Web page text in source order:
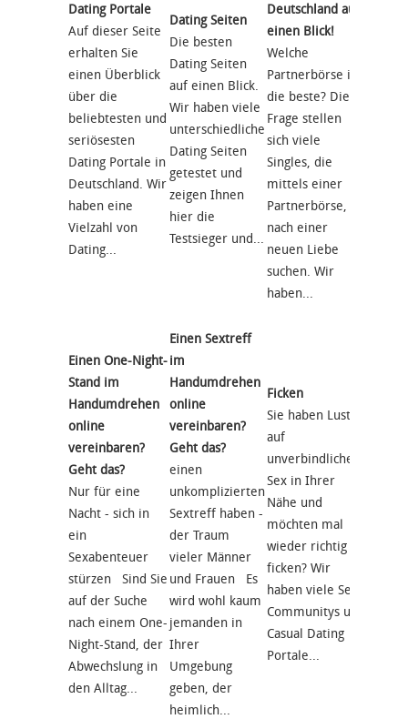
Dating Portale
Auf dieser Seite
erhalten Sie
einen Überblick
über die
beliebtesten und
seriösesten
Dating Portale in
Deutschland. Wir
haben eine
Vielzahl von
Dating...
Dating Seiten
Die besten
Dating Seiten
auf einen Blick.
Wir haben viele
unterschiedliche
Dating Seiten
getestet und
zeigen Ihnen
hier die
Testsieger und...
Deutschland auf
einen Blick!
Welche
Partnerbörse ist
die beste? Diese
Frage stellen
sich viele
Singles, die
mittels einer
Partnerbörse,
nach einer
neuen Liebe
suchen. Wir
haben...
Einen One-Night-
Stand im
Handumdrehen
online
vereinbaren?
Geht das?
Nur für eine
Nacht - sich in
ein
Sexabenteuer
stürzen Sind Sie
auf der Suche
nach einem One-
Night-Stand, der
Abwechslung in
den Alltag...
Einen Sextreff
im
Handumdrehen
online
vereinbaren?
Geht das?
einen
unkomplizierten
Sextreff haben -
der Traum
vieler Männer
und Frauen Es
wird wohl kaum
jemanden in
Ihrer
Umgebung
geben, der
heimlich...
Ficken
Sie haben Lust
auf
unverbindliche
Sex in Ihrer
Nähe und
möchten mal
wieder richtig
ficken? Wir
haben viele Sex
Communitys und
Casual Dating
Portale...